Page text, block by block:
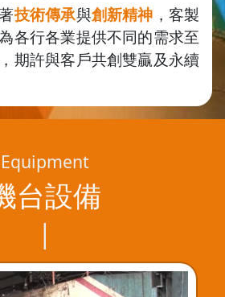
技術傳承與創新精神 ，客製
各行各業提供不同的需求至
期許與客戶共創雙贏及永續
Equipment
台設備
|